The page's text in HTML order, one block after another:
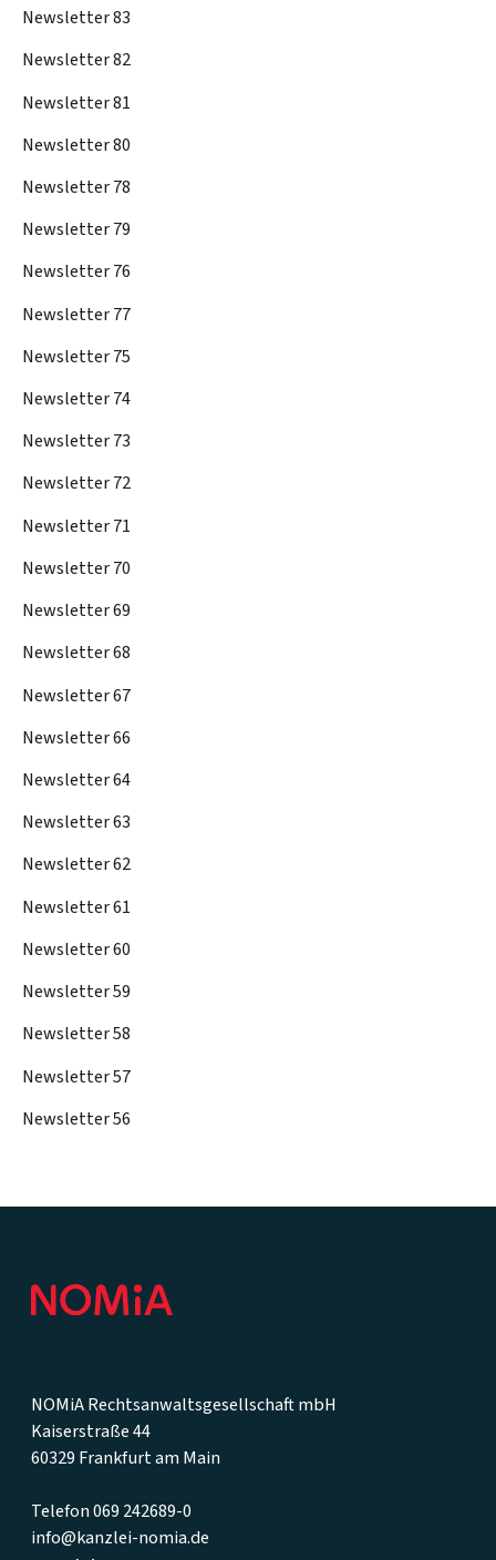
Newsletter 83
Newsletter 82
Newsletter 81
Newsletter 80
Newsletter 78
Newsletter 79
Newsletter 76
Newsletter 77
Newsletter 75
Newsletter 74
Newsletter 73
Newsletter 72
Newsletter 71
Newsletter 70
Newsletter 69
Newsletter 68
Newsletter 67
Newsletter 66
Newsletter 64
Newsletter 63
Newsletter 62
Newsletter 61
Newsletter 60
Newsletter 59
Newsletter 58
Newsletter 57
Newsletter 56
NOMiA Rechtsanwaltsgesellschaft mbH
Kaiserstraße 44
60329 Frankfurt am Main
Telefon 069 242689-0
info@kanzlei-nomia.de